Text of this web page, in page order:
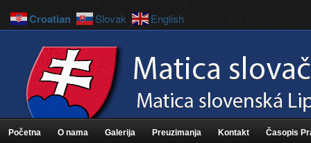
Početna O nama Galerija Preuzimanja Kontakt Časopis
Croatian Slovak English